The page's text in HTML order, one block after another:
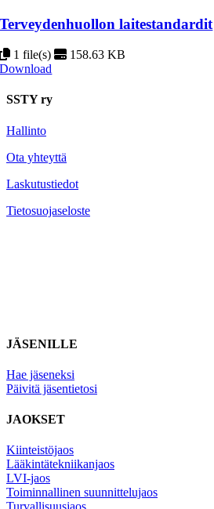
Terveydenhuollon laitestandardit
1 file(s)
158.63 KB
Download
SSTY ry
Hallinto
Ota yhteyttä
Laskutustiedot
Tietosuojaseloste
JÄSENILLE
Hae jäseneksi
Päivitä jäsentietosi
JAOKSET
Kiinteistöjaos
Lääkintätekniikanjaos
LVI-jaos
Toiminnallinen suunnittelujaos